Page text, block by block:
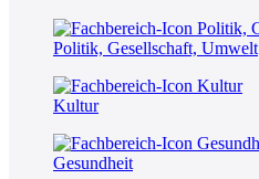
Politik, Gesellschaft, Umwelt
Kultur
Gesundheit